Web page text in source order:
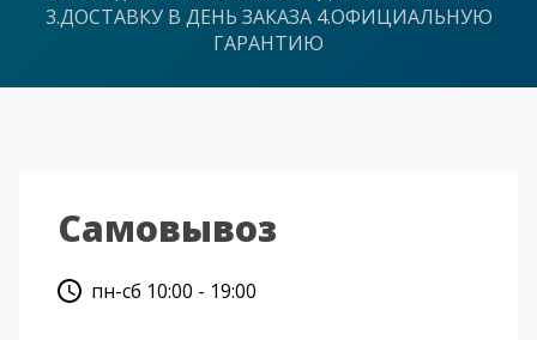
3.ДОСТАВКУ В ДЕНЬ ЗАКАЗА 4.ОФИЦИАЛЬНУЮ
ГАРАНТИЮ
Самовывоз
пн-сб 10:00 - 19:00